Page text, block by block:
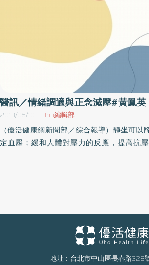
醫訊／情緒調適與正念減壓#黃鳳英
2013/06/10 Uho編輯部
（優活健康網新聞部／綜合報導）靜坐可以
定血壓；緩和人體對壓力的反應，提高抗
正念工作坊、法鼓學院設有正念學課程及研
教師研習也開設正念工作坊、MBSC中心、蓮
現在，私立法鼓學院（將升格為法鼓大學）
地址：台北市中山區長春路328